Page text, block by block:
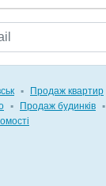
▪ Продаж квартир
▪ Продаж будинків ▪